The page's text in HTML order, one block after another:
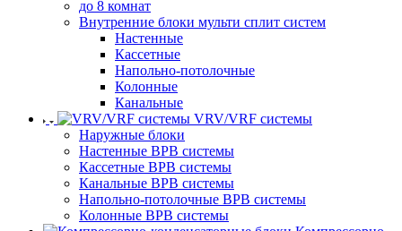
до 8 комнат
Внутренние блоки мульти сплит систем
Настенные
Кассетные
Напольно-потолочные
Колонные
Канальные
VRV/VRF системы
Наружные блоки
Настенные ВРВ системы
Кассетные ВРВ системы
Канальные ВРВ системы
Напольно-потолочные ВРВ системы
Колонные ВРВ системы